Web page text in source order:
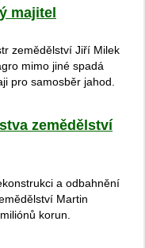
majitel
zemědělství Jiří Milek
mimo jiné spadá
pro samosběr jahod.
zemědělství
a odbahnění
Martin
korun.